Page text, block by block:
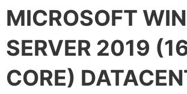
MICROSOFT
SERVER 2019
CORE)